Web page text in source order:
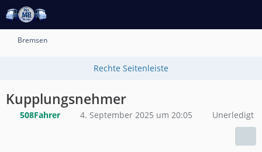
Bremsen
Kupplungsnehmer
508Fahrer 4. September 2025 um 20:05 Unerledigt